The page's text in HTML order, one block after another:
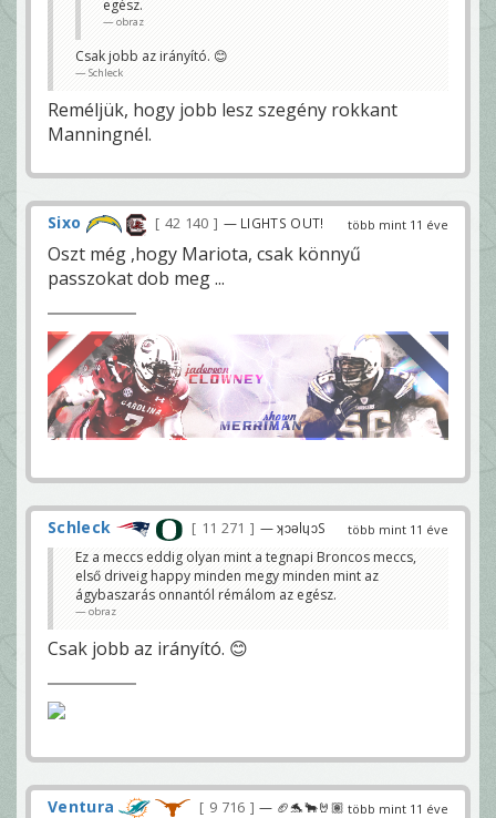
egész.
obraz
Csak jobb az irányító. 😊
Schleck
Reméljük, hogy jobb lesz szegény rokkant
Manningnél.
több mint 11 éve
Sixo 42 140 — LIGHTS OUT!
Oszt még ,hogy Mariota, csak könnyű
passzokat dob meg ...
több mint 11 éve
Schleck 11 271 — ʞɔǝlɥɔS
Ez a meccs eddig olyan mint a tegnapi Broncos meccs,
első driveig happy minden megy minden mint az
ágybaszarás onnantól rémálom az egész.
obraz
Csak jobb az irányító. 😊
több mint 11 éve
Ventura 9 716 — 🏈🐬🐂🤘🏽